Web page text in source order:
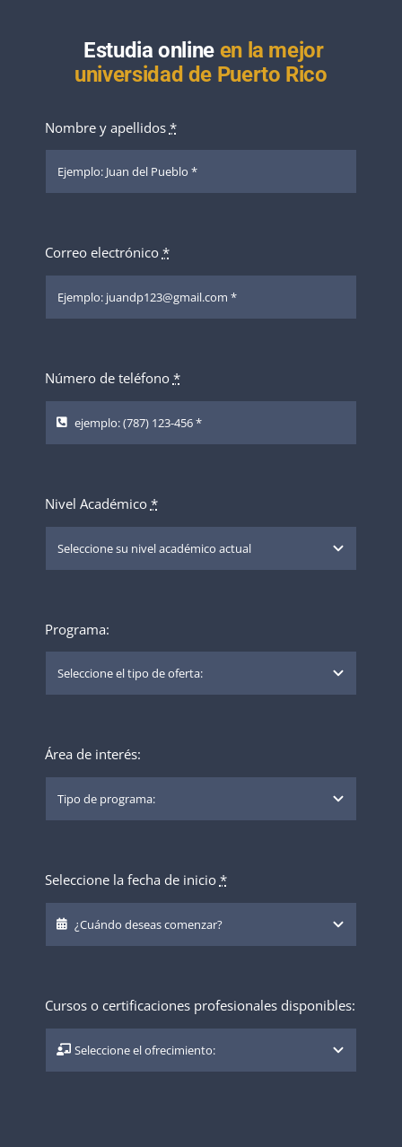
Estudia onlineen la mejor
universidad de Puerto Rico
Nombre y apellidos *
Correo electrónico *
Número de teléfono *
Nivel Académico *
Programa:
Área de interés:
Seleccione la fecha de inicio *
Cursos o certificaciones profesionales disponibles: